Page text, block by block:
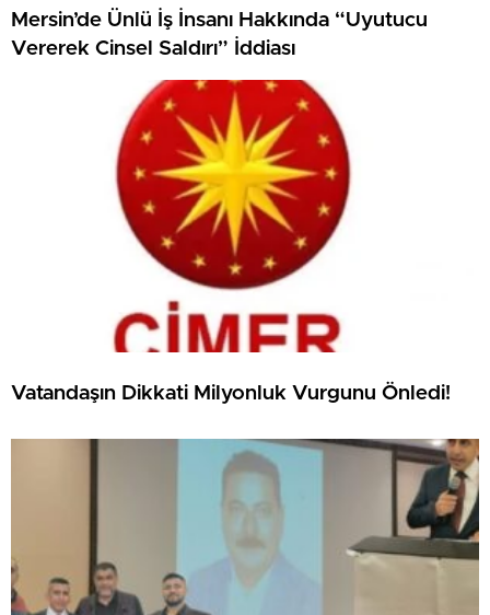
Mersin’de Ünlü İş İnsanı Hakkında “Uyutucu
Vererek Cinsel Saldırı” İddiası
Vatandaşın Dikkati Milyonluk Vurgunu Önledi!